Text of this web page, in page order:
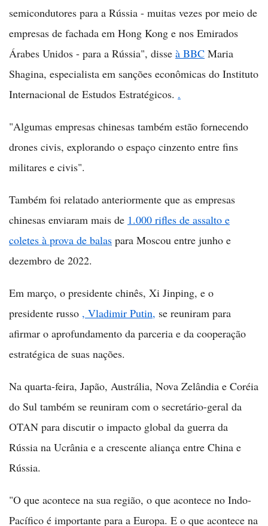
semicondutores para a Rússia - muitas vezes por meio de
empresas de fachada em Hong Kong e nos Emirados
Árabes Unidos - para a Rússia", disse à BBC Maria
Shagina, especialista em sanções econômicas do Instituto
Internacional de Estudos Estratégicos. .
"Algumas empresas chinesas também estão fornecendo
drones civis, explorando o espaço cinzento entre fins
militares e civis".
Também foi relatado anteriormente que as empresas
chinesas enviaram mais de 1.000 rifles de assalto e
coletes à prova de balas para Moscou entre junho e
dezembro de 2022.
Em março, o presidente chinês, Xi Jinping, e o
presidente russo , Vladimir Putin, se reuniram para
afirmar o aprofundamento da parceria e da cooperação
estratégica de suas nações.
Na quarta-feira, Japão, Austrália, Nova Zelândia e Coréia
do Sul também se reuniram com o secretário-geral da
OTAN para discutir o impacto global da guerra da
Rússia na Ucrânia e a crescente aliança entre China e
Rússia.
"O que acontece na sua região, o que acontece no Indo-
Pacífico é importante para a Europa. E o que acontece na